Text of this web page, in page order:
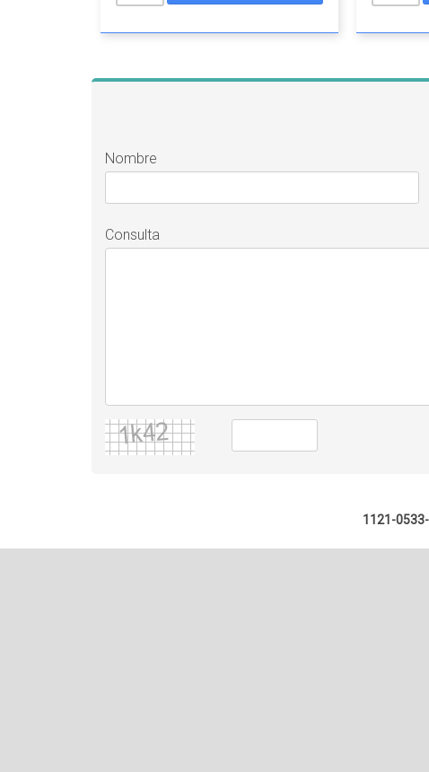
Nombre
Consulta
1121-0533-